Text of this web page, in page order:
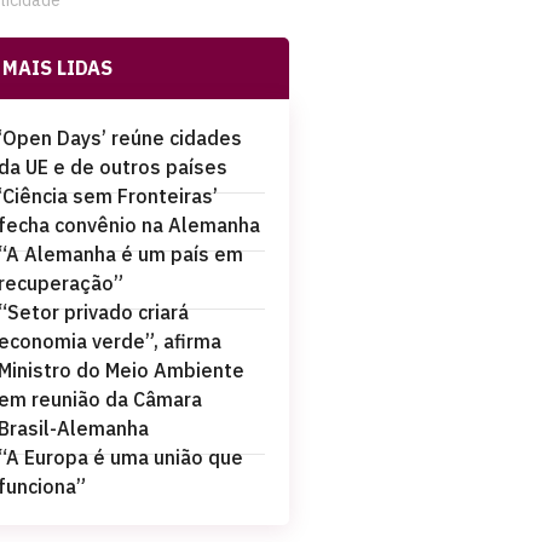
MAIS LIDAS
Days’ reúne cidades
UE e de outros países
sem Fronteiras’
convênio na Alemanha
Alemanha é um país em
privado criará
verde”, afirma
do Meio Ambiente
reunião da Câmara
Alemanha
Europa é uma união que